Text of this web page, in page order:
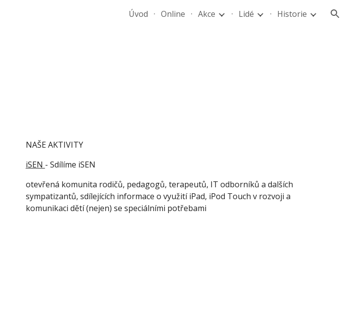
Skip to navigationÚvod Online Akce Lidé Historie
NAŠE AKTIVITY
iSEN - Sdílíme iSEN
otevřená komunita rodičů, pedagogů, terapeutů, IT odborníků a dalších
sympatizantů, sdílejících informace o využití iPad, iPod Touch v rozvoji a
komunikaci dětí (nejen) se speciálními potřebami